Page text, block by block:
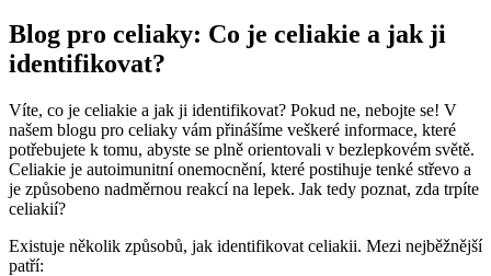
Blog pro celiaky: Co je celiakie a jak ji
identifikovat?
Víte, co je celiakie a jak ji identifikovat? Pokud ne, nebojte se! V
našem blogu pro celiaky vám přinášíme veškeré informace, které
potřebujete k tomu, abyste se plně orientovali v bezlepkovém světě.
Celiakie je autoimunitní onemocnění, které postihuje tenké střevo a
je způsobeno nadměrnou reakcí na lepek. Jak tedy poznat, zda trpíte
celiakií?
Existuje několik způsobů, jak identifikovat celiakii. Mezi nejběžnější
patří: